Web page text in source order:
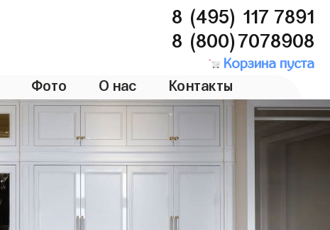
8 (495) 117 7891
8 (800)7078908
Корзина пуста
Фото О нас Контакты